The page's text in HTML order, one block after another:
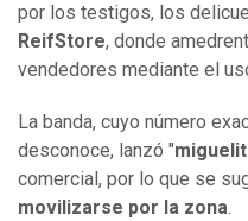
por los testigos, los
ReifStore, donde
vendedores mediante el
La banda, cuyo número
desconoce, lanzó "
comercial, por lo que se
movilizarse por la zona.